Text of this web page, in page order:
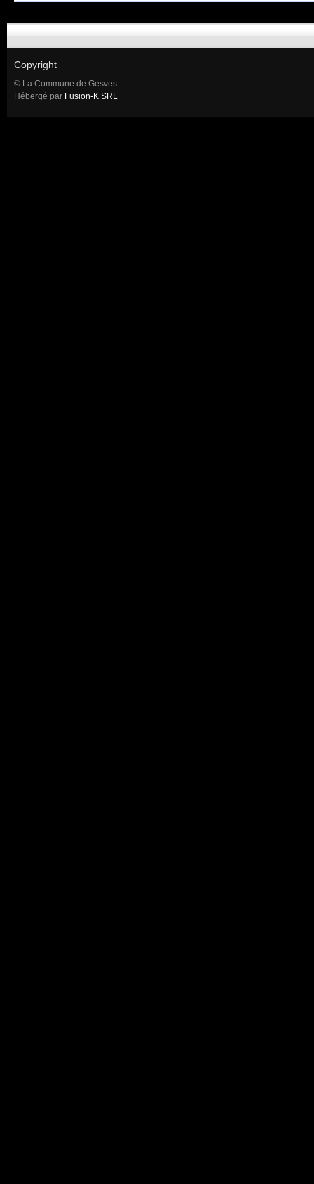
Copyright
© La Commune de Gesves
Hébergé par Fusion-K SRL